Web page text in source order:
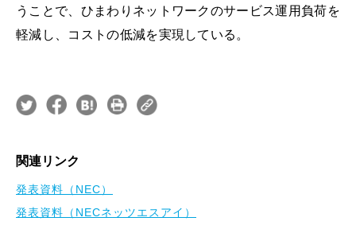
うことで、ひまわりネットワークのサービス運用負荷を
軽減し、コストの低減を実現している。
関連リンク
発表資料（NEC）
発表資料（NECネッツエスアイ）